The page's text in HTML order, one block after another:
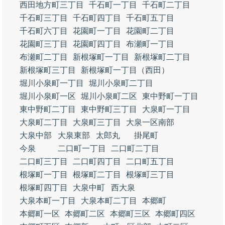
西田地方町三丁目
千石町一丁目
千石町二丁目
千石町三丁目
千石町四丁目
千石町五丁目
千石町六丁目
花園町一丁目
花園町二丁目
花園町三丁目
花園町四丁目
布瀬町一丁目
布瀬町二丁目
新根塚町一丁目
新根塚町二丁目
新根塚町三丁目
新根塚町一丁目（西田）
堀川小泉町一丁目
堀川小泉町二丁目
堀川小泉町一区
堀川小泉町二区
東中野町一丁目
東中野町二丁目
東中野町三丁目
大泉町一丁目
大泉町二丁目
大泉町三丁目
大泉一区南部
大泉中部
大泉東部 太郎丸
掛尾町
今泉
二口町一丁目
二口町二丁目
二口町三丁目
二口町四丁目
二口町五丁目
根塚町一丁目
根塚町二丁目
根塚町三丁目
根塚町四丁目
大泉中町
西大泉
大泉本町一丁目
大泉本町二丁目
本郷町
本郷町一区
本郷町二区 本郷町三区
本郷町四区